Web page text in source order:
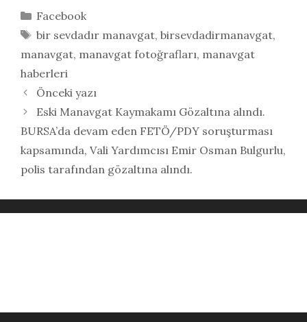
Kategoriler
Facebook
Etiketler
bir sevdadır manavgat, birsevdadirmanavgat,
manavgat, manavgat fotoğrafları, manavgat
haberleri
Önceki yazı
Eski Manavgat Kaymakamı Gözaltına alındı.
BURSA’da devam eden FETÖ/PDY soruşturması
kapsamında, Vali Yardımcısı Emir Osman Bulgurlu,
polis tarafından gözaltına alındı.